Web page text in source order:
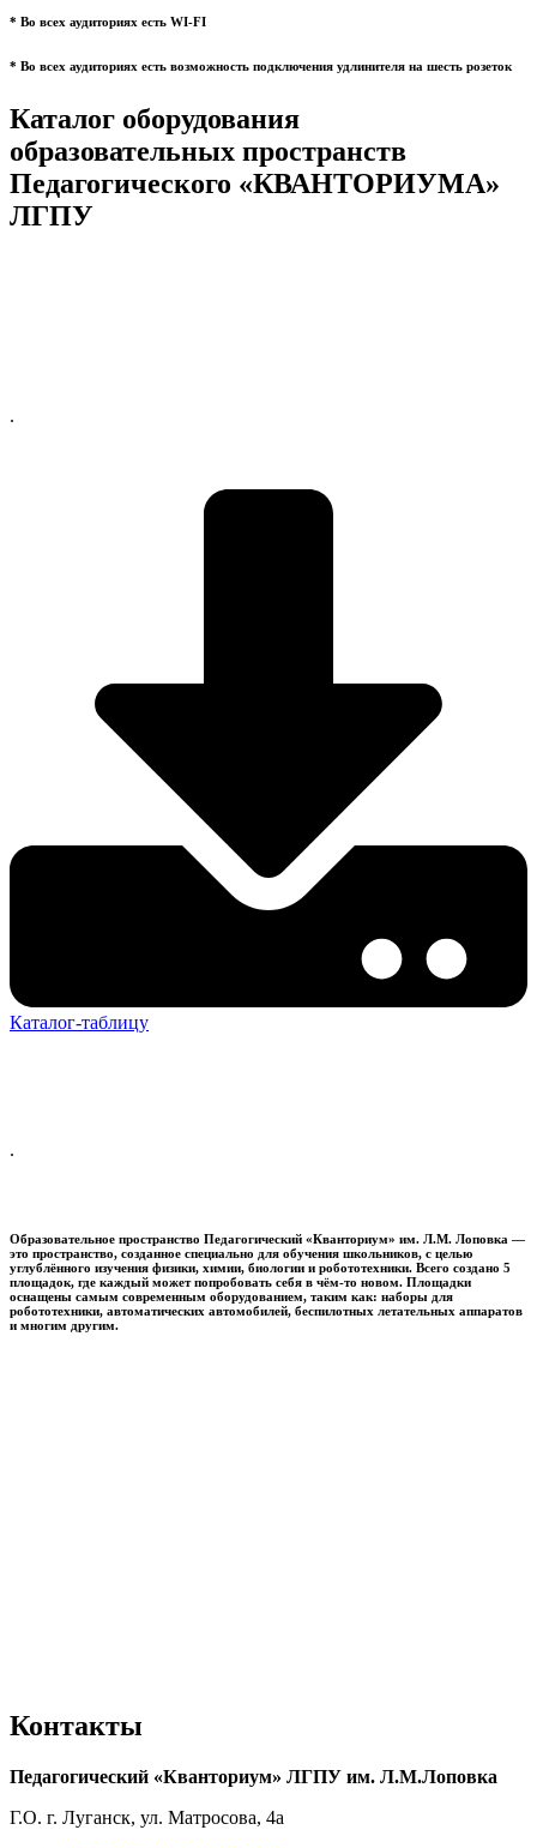
* Во всех аудиториях есть WI-FI
* Во всех аудиториях есть возможность подключения удлинителя на шесть розеток
Каталог оборудования
образовательных пространств
Педагогического «КВАНТОРИУМА»
ЛГПУ
.
Каталог-таблицу
.
Образовательное пространство Педагогический «Кванториум» им. Л.М. Лоповка —
это пространство, созданное специально для обучения школьников, с целью
углублённого изучения физики, химии, биологии и робототехники. Всего создано 5
площадок, где каждый может попробовать себя в чём-то новом. Площадки
оснащены самым современным оборудованием, таким как: наборы для
робототехники, автоматических автомобилей, беспилотных летательных аппаратов
и многим другим.
Контакты
Педагогический «Кванториум» ЛГПУ им. Л.М.Лоповка
Г.О. г. Луганск, ул. Матросова, 4а